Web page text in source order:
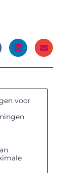
voor